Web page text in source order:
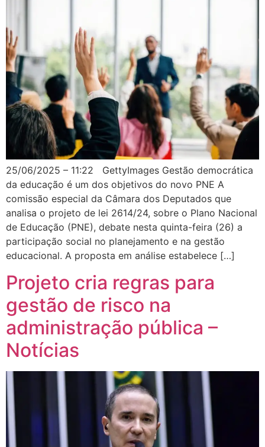
25/06/2025 – 11:22 GettyImages Gestão democrática
da educação é um dos objetivos do novo PNE A
comissão especial da Câmara dos Deputados que
analisa o projeto de lei 2614/24, sobre o Plano Nacional
de Educação (PNE), debate nesta quinta-feira (26) a
participação social no planejamento e na gestão
educacional. A proposta em análise estabelece […]
Projeto cria regras para
gestão de risco na
administração pública –
Notícias